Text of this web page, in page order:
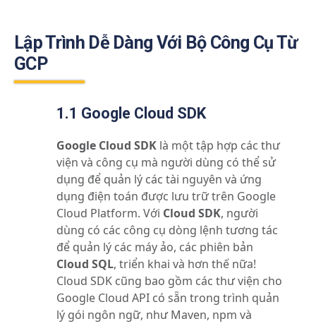
Lập Trình Dễ Dàng Với Bộ Công Cụ Từ
GCP
1.1 Google Cloud SDK
Google Cloud SDK là một tập hợp các thư
viện và công cụ mà người dùng có thể sử
dụng để quản lý các tài nguyên và ứng
dụng điện toán được lưu trữ trên Google
Cloud Platform. Với Cloud SDK, người
dùng có các công cụ dòng lệnh tương tác
để quản lý các máy ảo, các phiên bản
Cloud SQL, triển khai và hơn thế nữa!
Cloud SDK cũng bao gồm các thư viện cho
Google Cloud API có sẵn trong trình quản
lý gói ngôn ngữ, như Maven, npm và